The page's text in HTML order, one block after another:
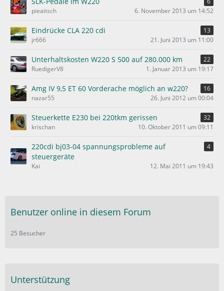
pieaitsch
6. November 2013 um 14:52
Eindrücke CLA 220 cdi
13
jr666
21. Juni 2013 um 11:00
Unterhaltskosten W220 S 500 auf 280.000 km
22
RuedigerV8
1. Januar 2013 um 19:17
Amg IV 9,5 ET 60 Vorderache möglich an w220?
16
nazar55
26. Juni 2012 um 00:04
Steuerkette E230 bei 220tkm gerissen
32
krischan
10. Oktober 2011 um 09:11
220cdi bj03-04 spannungsprobleme auf
steuergeräte
4
Kai 12. Mai 2011 um 19:43
Benutzer online in diesem Forum
25 Besucher
Unterstützung